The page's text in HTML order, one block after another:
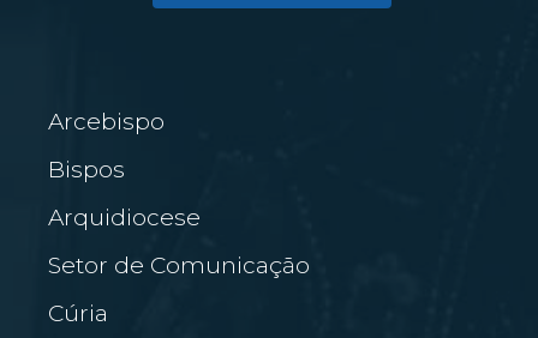
Arcebispo
Bispos
Arquidiocese
Setor de Comunicação
Cúria